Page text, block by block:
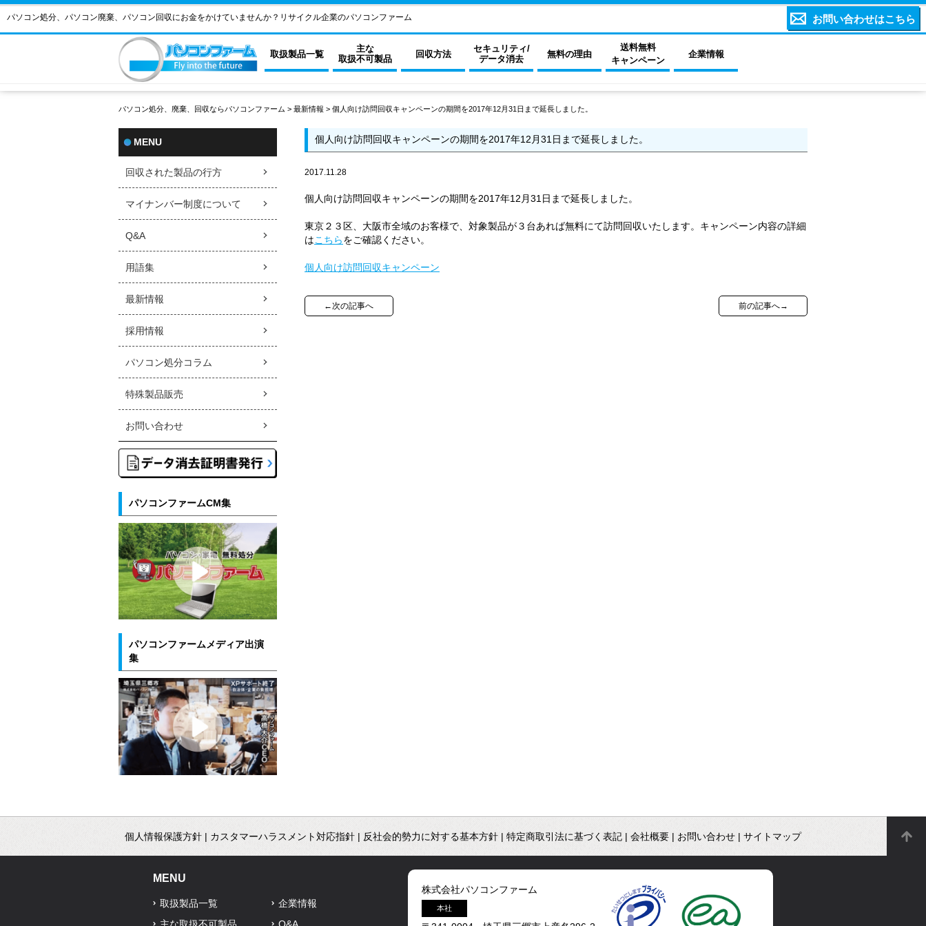
パソコン処分、パソコン廃棄、パソコン回収にお金をかけていませんか？リサイクル企業のパソコンファーム お問い合わせはこちら
取扱製品一覧
主な
取扱不可製品
回収方法
セキュリティ/
データ消去
無料の理由
送料無料
キャンペーン
企業情報
パソコン処分、廃棄、回収ならパソコンファーム > 最新情報 > 個人向け訪問回収キャンペーンの期間を2017年12月31日まで延長しました。
個人向け訪問回収キャンペーンの期間を2017年12月31日まで延長しました。
2017.11.28
個人向け訪問回収キャンペーンの期間を2017年12月31日まで延長しました。
東京２３区、大阪市全域のお客様で、対象製品が３台あれば無料にて訪問回収いたします。キャンペーン内容の詳細
はこちら をご確認ください。
個人向け訪問回収キャンペーン
前の記事へ→
←次の記事へ
MENU
回収された製品の行方
マイナンバー制度について
Q&A
用語集
最新情報
採用情報
パソコン処分コラム
特殊製品販売
お問い合わせ
パソコンファームCM集
パソコンファームメディア出演
集
個人情報保護方針 | カスタマーハラスメント対応指針 | 反社会的勢力に対する基本方針 | 特定商取引法に基づく表記 | 会社概要 | お問い合わせ | サイトマップ
MENU
取扱製品一覧
企業情報
株式会社パソコンファーム
本社